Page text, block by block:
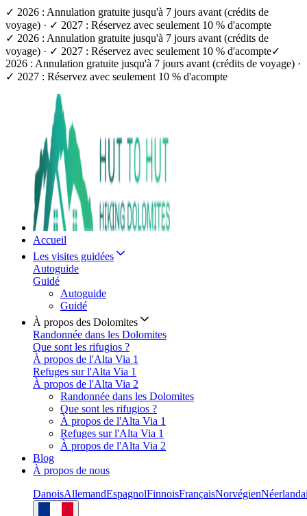
✓ 2026 : Annulation gratuite jusqu'à 7 jours avant (crédits de
voyage) · ✓ 2027 : Réservez avec seulement 10 % d'acompte
✓ 2026 : Annulation gratuite jusqu'à 7 jours avant (crédits de
voyage) · ✓ 2027 : Réservez avec seulement 10 % d'acompte✓
2026 : Annulation gratuite jusqu'à 7 jours avant (crédits de voyage) ·
✓ 2027 : Réservez avec seulement 10 % d'acompte
Accueil
Les visites guidées
Autoguide
Guidé
Autoguide
Guidé
À propos des Dolomites
Randonnée dans les Dolomites
Que sont les rifugios ?
À propos de l'Alta Via 1
Refuges sur l'Alta Via 1
À propos de l'Alta Via 2
Randonnée dans les Dolomites
Que sont les rifugios ?
À propos de l'Alta Via 1
Refuges sur l'Alta Via 1
À propos de l'Alta Via 2
Blog
À propos de nous
DanoisAllemandEspagnolFinnoisFrançaisNorvégien